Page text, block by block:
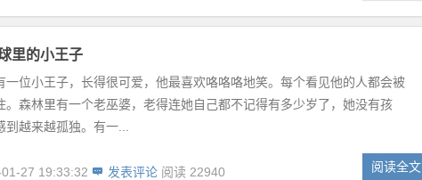
里的小王子
一位小王子，长得很可爱，他最喜欢咯咯咯地笑。每个看见他的人都会被
。森林里有一个老巫婆，老得连她自己都不记得有多少岁了，她没有孩
到越来越孤独。有一...
27 19:33:32 发表评论 阅读 22940 阅读全文